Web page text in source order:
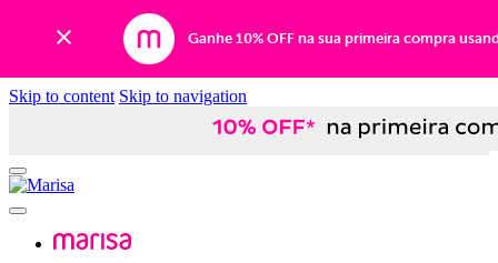
Ganhe 10% OFF na sua primeira compra
Skip to content Skip to navigation